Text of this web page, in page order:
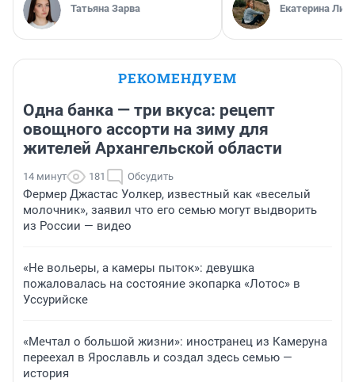
Татьяна Зарва Екатерина
РЕКОМЕНДУЕМ
Одна банка — три вкуса: рецепт
овощного ассорти на зиму для
жителей Архангельской области
14 минут 181 Обсудить
Фермер Джастас Уолкер, известный как «веселый
молочник», заявил что его семью могут выдворить
из России — видео
«Не вольеры, а камеры пыток»: девушка
пожаловалась на состояние экопарка «Лотос» в
Уссурийске
«Мечтал о большой жизни»: иностранец из Камеруна
переехал в Ярославль и создал здесь семью —
история